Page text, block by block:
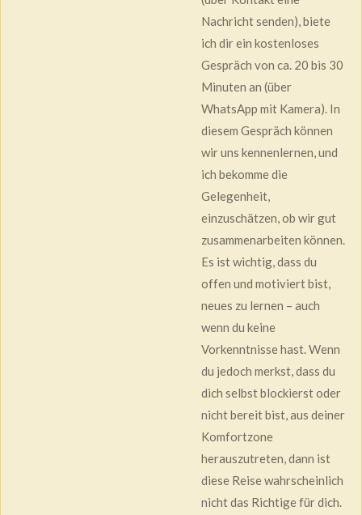
Nachricht senden), biete
ich dir ein kostenloses
Gespräch von ca. 20 bis 30
Minuten an (über
WhatsApp mit Kamera). In
diesem Gespräch können
wir uns kennenlernen, und
ich bekomme die
Gelegenheit,
einzuschätzen, ob wir gut
zusammenarbeiten können.
Es ist wichtig, dass du
offen und motiviert bist,
neues zu lernen – auch
wenn du keine
Vorkenntnisse hast. Wenn
du jedoch merkst, dass du
dich selbst blockierst oder
nicht bereit bist, aus deiner
Komfortzone
herauszutreten, dann ist
diese Reise wahrscheinlich
nicht das Richtige für dich.